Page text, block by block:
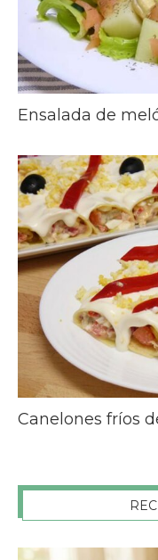
Ensalada de
Canelones fríos